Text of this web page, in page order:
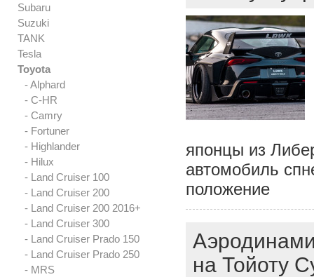
Subaru
Suzuki
TANK
Tesla
Toyota
- Alphard
- C-HR
- Camry
- Fortuner
- Highlander
- Hilux
- Land Cruiser 100
- Land Cruiser 200
- Land Cruiser 200 2016+
- Land Cruiser 300
- Land Cruiser Prado 150
- Land Cruiser Prado 250
- MRS
японцы из
автомобиль
положение
на Тойоту